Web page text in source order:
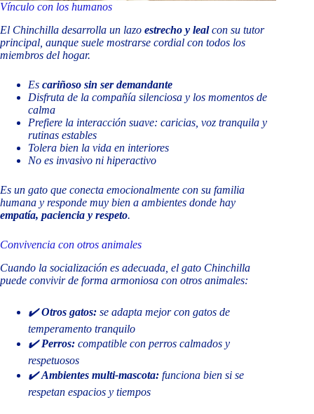
Vínculo con los humanos
El Chinchilla desarrolla un lazo estrecho y lealcon su tutor
principal, aunque suele mostrarse cordial con todos los
miembros del hogar.
Es cariñoso sin ser demandante
Disfruta de la compañía silenciosa y los momentos de
calma
Prefiere la interacción suave: caricias, voz tranquila y
rutinas estables
Tolera bien la vida en interiores
No es invasivo ni hiperactivo
Es un gato que conecta emocionalmente con su familia
humana y responde muy bien a ambientes donde hay
empatía, paciencia y respeto.
Convivencia con otros animales
Cuando la socialización es adecuada, el gato Chinchilla
puede convivir de forma armoniosa con otros animales:
✔️Otros gatos: se adapta mejor con gatos de
temperamento tranquilo
✔️Perros: compatible con perros calmados y
respetuosos
✔️Ambientes multi-mascota: funciona bien si se
respetan espacios y tiempos